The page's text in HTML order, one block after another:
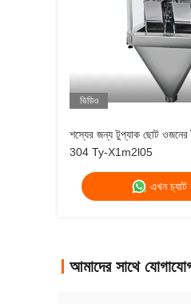
ভিডিও
শস্যের জন্য টুপ্যাক ছোট
304 Ty-X1m2l05
এখন
আমাদের সাথে